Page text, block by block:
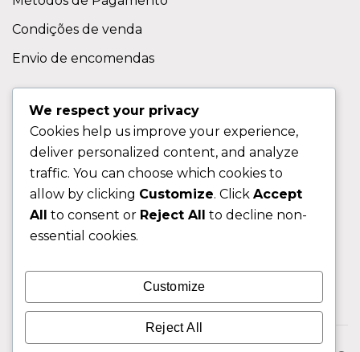
Condições de venda
Envio de encomendas
Contactos
Sobre nos
FAQ (Perguntas Frequentes)
CLIENTE
Área do Cliente
Livro de Reclamações
We respect your privacy
Cookies help us improve your experience,
deliver personalized content, and analyze
traffic. You can choose which cookies to
allow by clicking Customize. Click Accept
All to consent or Reject All to decline non-
essential cookies.
Customize
Reject All